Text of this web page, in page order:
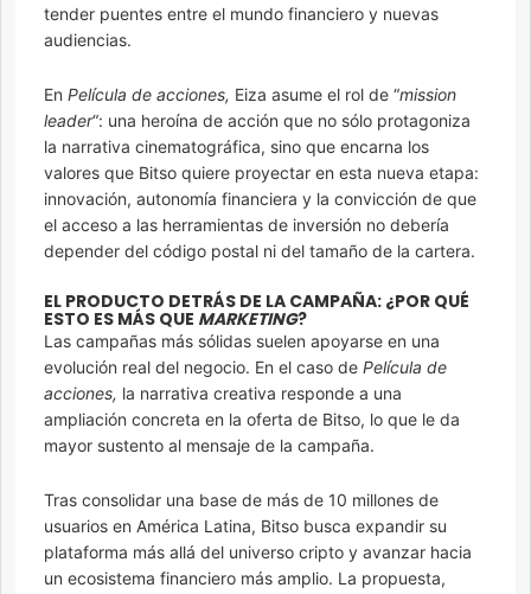
tender puentes entre el mundo financiero y nuevas
audiencias.
En Película de acciones, Eiza asume el rol de “mission
leader“: una heroína de acción que no sólo protagoniza
la narrativa cinematográfica, sino que encarna los
valores que Bitso quiere proyectar en esta nueva etapa:
innovación, autonomía financiera y la convicción de que
el acceso a las herramientas de inversión no debería
depender del código postal ni del tamaño de la cartera.
EL PRODUCTO DETRÁS DE LA CAMPAÑA: ¿POR QUÉ
ESTO ES MÁS QUE MARKETING?
Las campañas más sólidas suelen apoyarse en una
evolución real del negocio. En el caso de Película de
acciones, la narrativa creativa responde a una
ampliación concreta en la oferta de Bitso, lo que le da
mayor sustento al mensaje de la campaña.
Tras consolidar una base de más de 10 millones de
usuarios en América Latina, Bitso busca expandir su
plataforma más allá del universo cripto y avanzar hacia
un ecosistema financiero más amplio. La propuesta,